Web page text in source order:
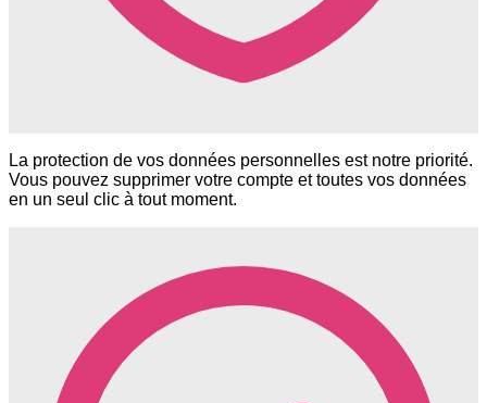
La protection de vos données personnelles est notre priorité.
Vous pouvez supprimer votre compte et toutes vos données
en un seul clic à tout moment.